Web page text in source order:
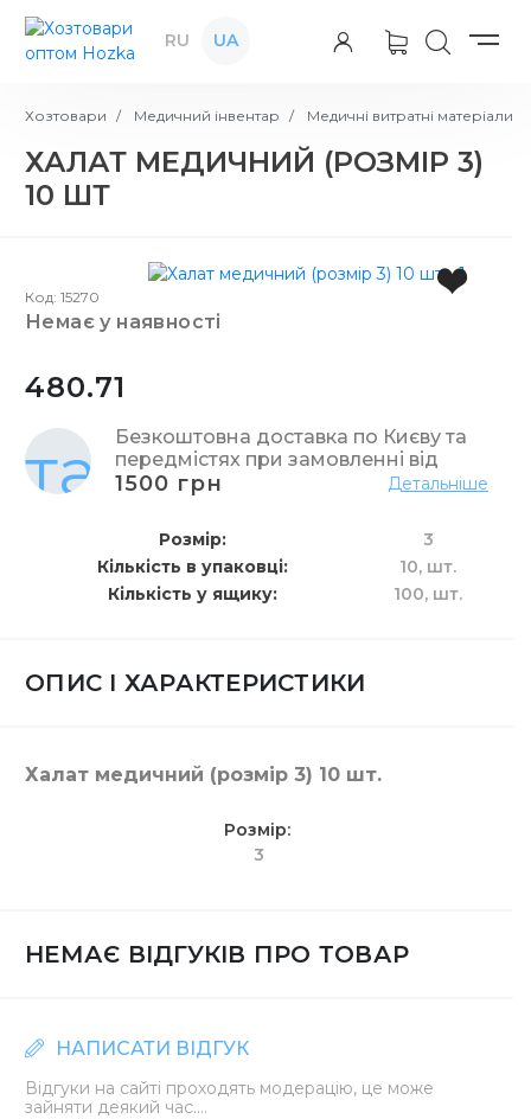
RU UA
Хозтовари Медичний інвентар Медичні витратні матеріали
ХАЛАТ МЕДИЧНИЙ (РОЗМІР 3)
10 ШТ
Код: 15270
немає у наявності
480.71
Безкоштовна доставка по Києву та
передмістях при замовленні від
1500 грн Детальніше
Розмір
3
Кількість в упаковці
10, шт.
Кількість у ящику
100, шт.
ОПИС І ХАРАКТЕРИСТИКИ
Халат медичний (розмір 3) 10 шт.
Розмір
3
НЕМАЄ ВІДГУКІВ ПРО ТОВАР
НАПИСАТИ ВІДГУК
Відгуки на сайті проходять модерацію, це може
зайняти деякий час....